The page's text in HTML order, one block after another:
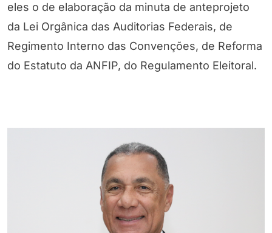
eles o de elaboração da minuta de anteprojeto
da Lei Orgânica das Auditorias Federais, de
Regimento Interno das Convenções, de Reforma
do Estatuto da ANFIP, do Regulamento Eleitoral.